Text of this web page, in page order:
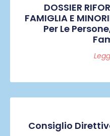
DOSSIER
FAMIGLIA E
Per Le
Consiglio